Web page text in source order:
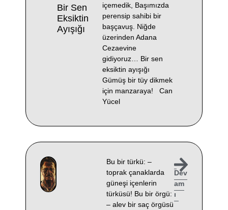
Bir Sen
Eksiktin
Ayışığı
içemedik, Başımızda
perensip sahibi bir
başçavuş. Niğde
üzerinden Adana
Cezaevine
gidiyoruz… Bir sen
eksiktin ayışığı
Gümüş bir tüy dikmek
için manzaraya! Can
Yücel
Bu bir türkü: –
toprak çanaklarda
güneşi içenlerin
türküsü! Bu bir örgü:
– alev bir saç örgüsü
Dev
am
ı